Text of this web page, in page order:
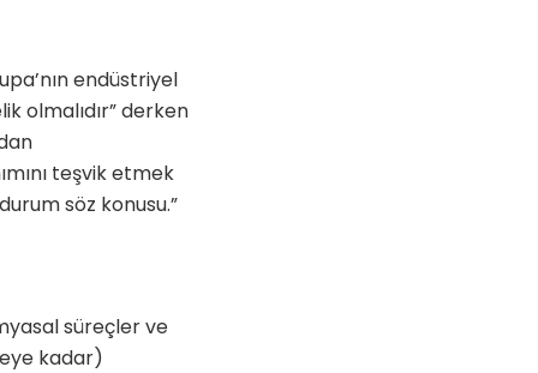
endüstriyel
olmalıdır” derken
teşvik etmek
söz konusu.”
süreçler ve
kadar)